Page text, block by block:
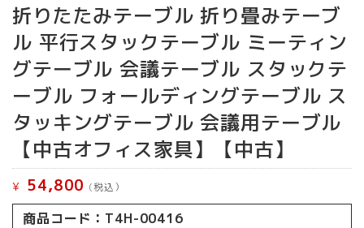
折りたたみテーブル 折り畳みテーブ
ル 平行スタックテーブル ミーティン
グテーブル 会議テーブル スタックテ
ーブル フォールディングテーブル ス
タッキングテーブル 会議用テーブル
【中古オフィス家具】【中古】
¥ 54,800 (税込）
商品コード：T4H-00416